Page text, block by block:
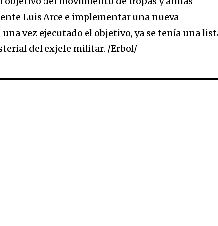
Luis Arce e implementar una nueva
vez ejecutado el objetivo, ya se tenía una
del exjefe militar. /Erbol/